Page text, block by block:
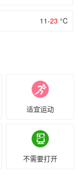
11-23 °C
适宜运动
不需要打开